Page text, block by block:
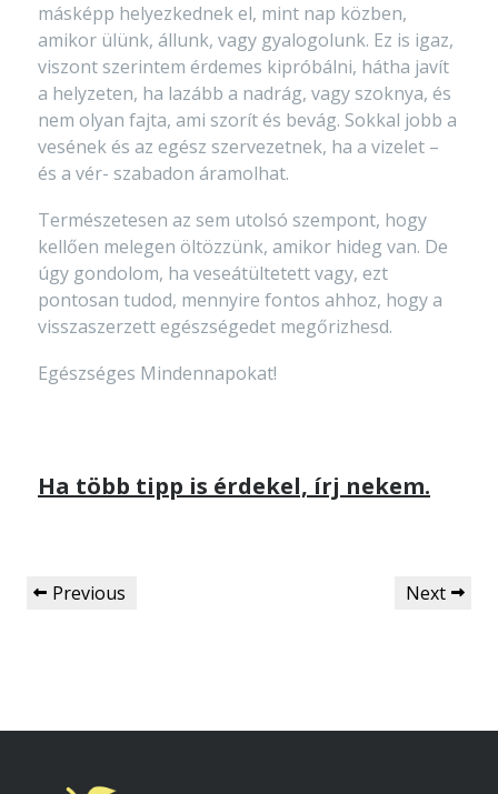
másképp helyezkednek el, mint nap közben,
amikor ülünk, állunk, vagy gyalogolunk. Ez is igaz,
viszont szerintem érdemes kipróbálni, hátha javít
a helyzeten, ha lazább a nadrág, vagy szoknya, és
nem olyan fajta, ami szorít és bevág. Sokkal jobb a
vesének és az egész szervezetnek, ha a vizelet –
és a vér- szabadon áramolhat.
Természetesen az sem utolsó szempont, hogy
kellően melegen öltözzünk, amikor hideg van. De
úgy gondolom, ha veseátültetett vagy, ezt
pontosan tudod, mennyire fontos ahhoz, hogy a
visszaszerzett egészségedet megőrizhesd.
Egészséges Mindennapokat!
Ha több tipp is érdekel, írj nekem.
Previous Next